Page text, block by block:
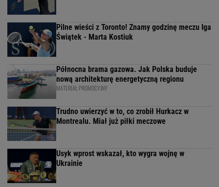
Pilne wieści z Toronto! Znamy godzinę meczu Iga
Świątek - Marta Kostiuk
Północna brama gazowa. Jak Polska buduje
nową architekturę energetyczną regionu
MATERIAŁ PROMOCYJNY
Trudno uwierzyć w to, co zrobił Hurkacz w
Montrealu. Miał już piłki meczowe
Usyk wprost wskazał, kto wygra wojnę w
Ukrainie